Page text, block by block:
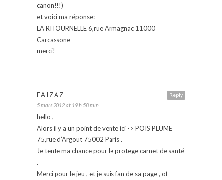
canon!!!)
et voici ma réponse:
LA RITOURNELLE 6,rue Armagnac 11000
Carcassone
merci!
Reply
FAIZAZ
5 mars 2012 at 19 h 58 min
hello ,
Alors il y a un point de vente ici -> POIS PLUME
75,rue d’Argout 75002 Paris .
Je tente ma chance pour le protege carnet de santé
.
Merci pour le jeu , et je suis fan de sa page , of